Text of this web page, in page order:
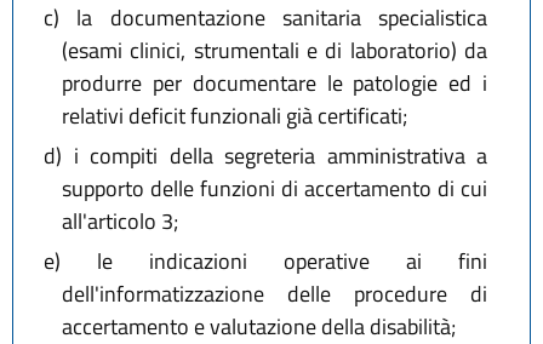
c) la documentazione sanitaria specialistica
(esami clinici, strumentali e di laboratorio) da
produrre per documentare le patologie ed i
relativi deficit funzionali già certificati;
d) i compiti della segreteria amministrativa a
supporto delle funzioni di accertamento di cui
all'articolo 3;
e) le indicazioni operative ai fini
dell'informatizzazione delle procedure di
accertamento e valutazione della disabilità;